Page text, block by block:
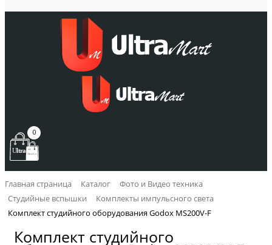
0
Главная страница Каталог
Фото и Видео техника
Студийные вспышки
Комплекты импульсного света
Комплект студийного оборудования Godox MS200V-F
Комплект студийного